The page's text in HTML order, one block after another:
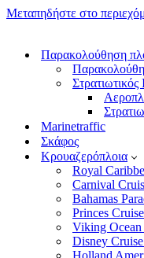
Μεταπηδήστε στο
Παρακολούθηση
Marinetraffic
Σκάφος
Κρουαζερόπλοια
Royal
Carnival
Bahamas
Princes
Viking Ocean
Disney
Holland